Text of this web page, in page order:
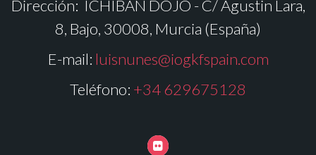
Dirección: ICHIBAN DOJO - C/ Agustin Lara,
8, Bajo, 30008, Murcia (España)
E-mail: luisnunes@iogkfspain.com
Teléfono: +34 629675128